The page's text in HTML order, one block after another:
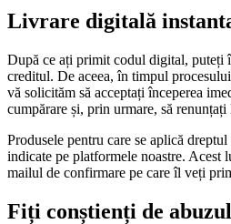
Livrare digitală
După ce ați primit codul digital, puteți
creditul. De aceea, în timpul
vă solicităm să acceptați începerea
cumpărare și, prin urmare, să
Produsele pentru care se aplică
indicate pe platformele noastre. Acest
mailul de confirmare pe care îl veți
Fiți conștienți de